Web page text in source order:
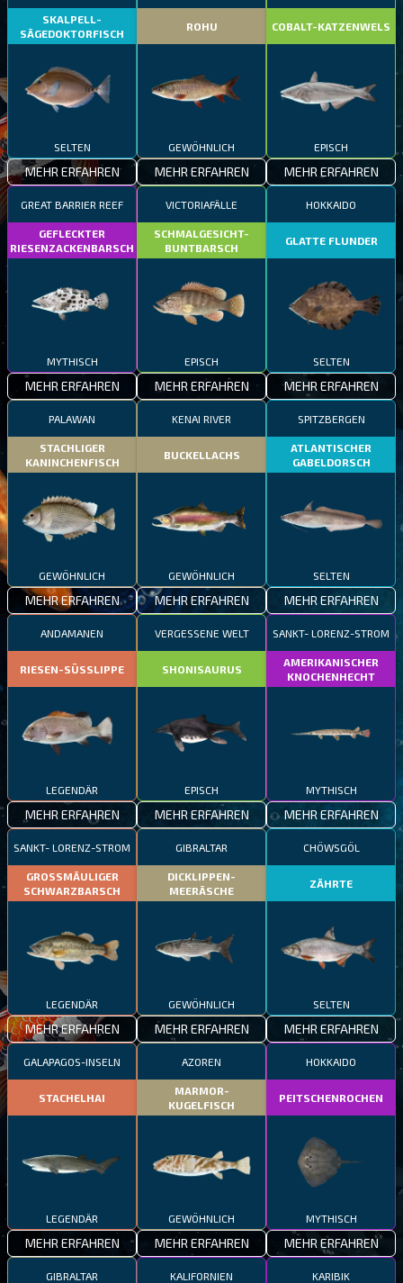
SKALPELL-
SÄGEDOKTORFISCH
SELTEN
MEHR ERFAHREN
ROHU
GEWÖHNLICH
MEHR ERFAHREN
COBALT-KATZENWELS
EPISCH
MEHR ERFAHREN
GREAT BARRIER REEF
GEFLECKTER
RIESENZACKENBARSCH
MYTHISCH
MEHR ERFAHREN
VICTORIAFÄLLE
SCHMALGESICHT-
BUNTBARSCH
EPISCH
MEHR ERFAHREN
HOKKAIDO
GLATTE FLUNDER
SELTEN
MEHR ERFAHREN
PALAWAN
STACHLIGER
KANINCHENFISCH
GEWÖHNLICH
MEHR ERFAHREN
KENAI RIVER
BUCKELLACHS
GEWÖHNLICH
MEHR ERFAHREN
SPITZBERGEN
ATLANTISCHER
GABELDORSCH
SELTEN
MEHR ERFAHREN
ANDAMANEN
RIESEN-SÜSSLIPPE
LEGENDÄR
MEHR ERFAHREN
VERGESSENE WELT
SHONISAURUS
EPISCH
MEHR ERFAHREN
SANKT- LORENZ-STROM
AMERIKANISCHER
KNOCHENHECHT
MYTHISCH
MEHR ERFAHREN
SANKT- LORENZ-STROM
GROSSMÄULIGER
SCHWARZBARSCH
LEGENDÄR
MEHR ERFAHREN
GIBRALTAR
DICKLIPPEN-
MEERÄSCHE
GEWÖHNLICH
MEHR ERFAHREN
CHÖWSGÖL
ZÄHRTE
SELTEN
MEHR ERFAHREN
GALAPAGOS-INSELN
STACHELHAI
LEGENDÄR
MEHR ERFAHREN
AZOREN
MARMOR-
KUGELFISCH
GEWÖHNLICH
MEHR ERFAHREN
HOKKAIDO
PEITSCHENROCHEN
MYTHISCH
MEHR ERFAHREN
GIBRALTAR KALIFORNIEN KARIBIK